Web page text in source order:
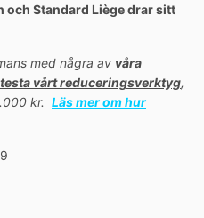
Standard Liège drar sitt
med några av våra
testa vårt reduceringsverktyg,
kr. Läs mer om hur